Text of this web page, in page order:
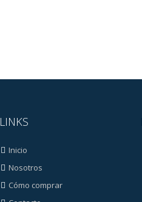
LINKS
Inicio
Nosotros
Cómo comprar